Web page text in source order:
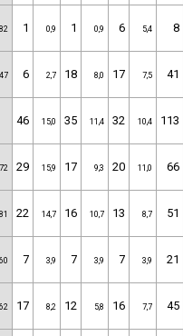
82 1 0,9 1 0,9 6 5,4 8
47 6 2,7 18 8,0 17 7,5 41
46 15,0 35 11,4 32 10,4 113
72 29 15,9 17 9,3 20 11,0 66
81 22 14,7 16 10,7 13 8,7 51
60 7 3,9 7 3,9 7 3,9 21
62 17 8,2 12 5,8 16 7,7 45